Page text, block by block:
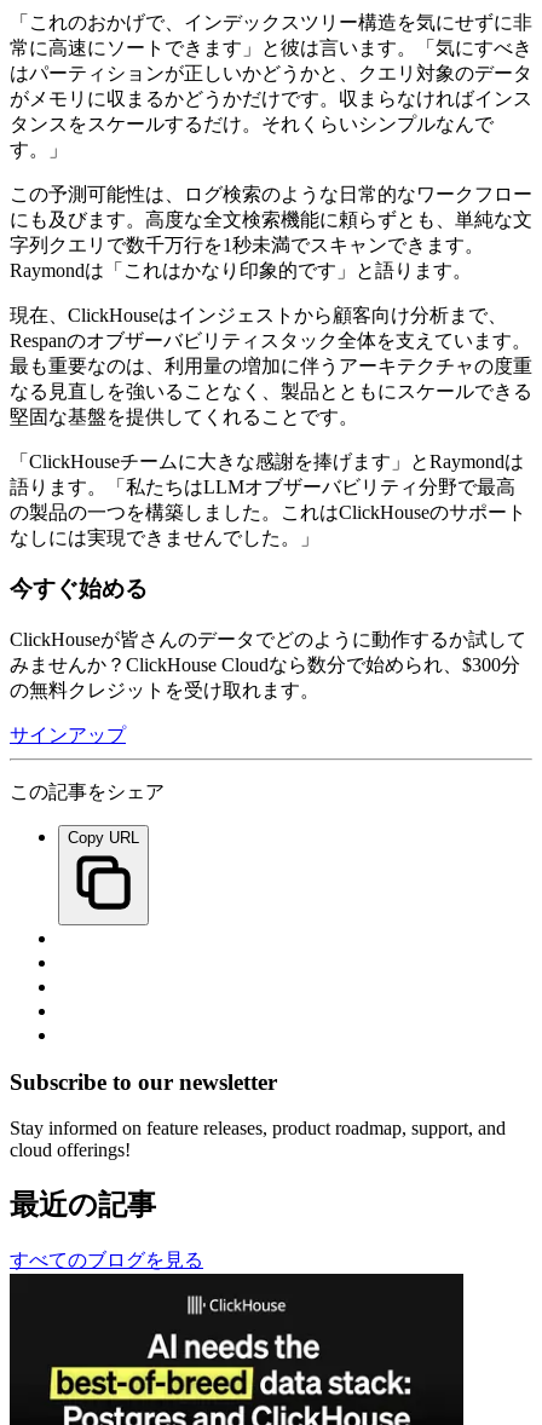
「これのおかげで、インデックスツリー構造を気にせずに非
常に高速にソートできます」と彼は言います。「気にすべき
はパーティションが正しいかどうかと、クエリ対象のデータ
がメモリに収まるかどうかだけです。収まらなければインス
タンスをスケールするだけ。それくらいシンプルなんで
す。」
この予測可能性は、ログ検索のような日常的なワークフロー
にも及びます。高度な全文検索機能に頼らずとも、単純な文
字列クエリで数千万行を1秒未満でスキャンできます。
Raymondは「これはかなり印象的です」と語ります。
現在、ClickHouseはインジェストから顧客向け分析まで、
Respanのオブザーバビリティスタック全体を支えています。
最も重要なのは、利用量の増加に伴うアーキテクチャの度重
なる見直しを強いることなく、製品とともにスケールできる
堅固な基盤を提供してくれることです。
「ClickHouseチームに大きな感謝を捧げます」とRaymondは
語ります。「私たちはLLMオブザーバビリティ分野で最高
の製品の一つを構築しました。これはClickHouseのサポート
なしには実現できませんでした。」
今すぐ始める
ClickHouseが皆さんのデータでどのように動作するか試して
みませんか？ClickHouse Cloudなら数分で始められ、$300分
の無料クレジットを受け取れます。
サインアップ
この記事をシェア
Copy URL
Subscribe to our newsletter
Stay informed on feature releases, product roadmap, support, and
cloud offerings!
最近の記事
すべてのブログを見る